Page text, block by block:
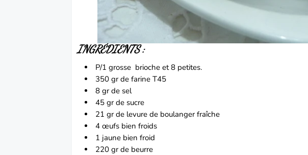
INGRÉDIENTS :
P/1 grosse brioche et 8 petites.
350 gr de farine T45
8 gr de sel
45 gr de sucre
21 gr de levure de boulanger fraîche
4 œufs bien froids
1 jaune bien froid
220 gr de beurre